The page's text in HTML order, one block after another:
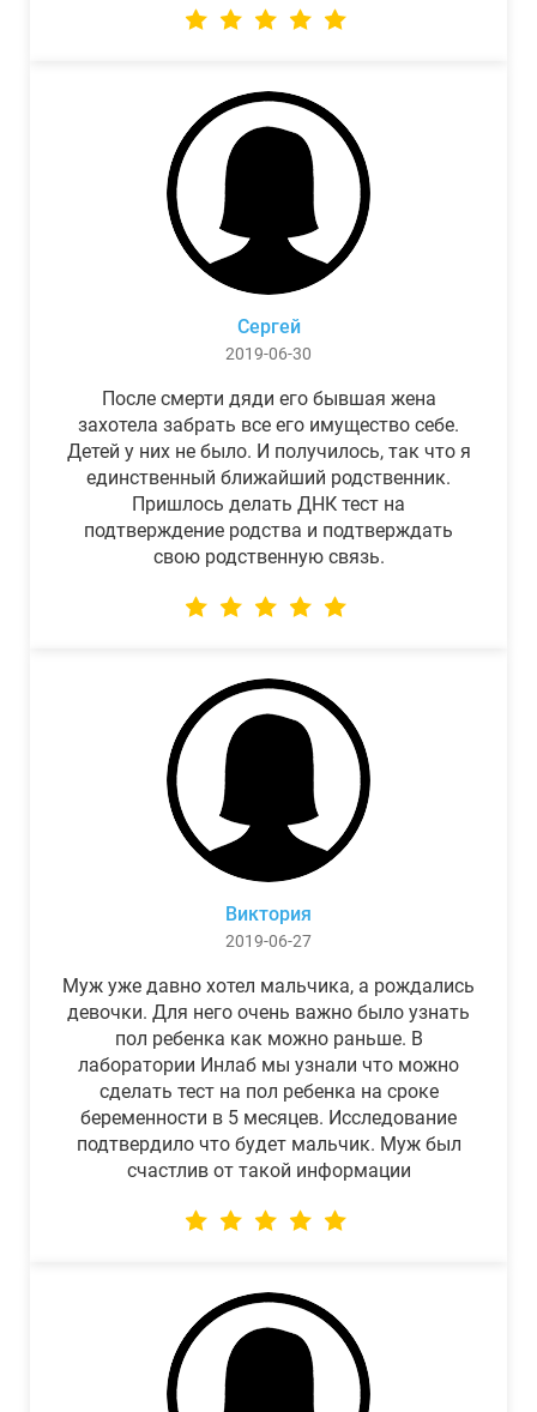
Сергей
2019-06-30
После смерти дяди его бывшая жена
захотела забрать все его имущество себе.
Детей у них не было. И получилось, так что я
единственный ближайший родственник.
Пришлось делать ДНК тест на
подтверждение родства и подтверждать
свою родственную связь.
Виктория
2019-06-27
Муж уже давно хотел мальчика, а рождались
девочки. Для него очень важно было узнать
пол ребенка как можно раньше. В
лаборатории Инлаб мы узнали что можно
сделать тест на пол ребенка на сроке
беременности в 5 месяцев. Исследование
подтвердило что будет мальчик. Муж был
счастлив от такой информации